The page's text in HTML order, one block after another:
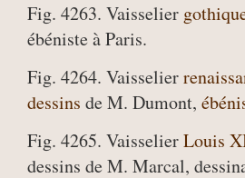
Fig. 4263. Vaisselier
ébéniste à Paris.
Fig. 4264. Vaisselier
dessins de M. Dumont,
Fig. 4265. VaisselierLouis
dessins de M. Marcal,